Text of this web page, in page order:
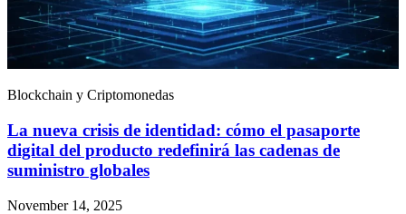
Blockchain y Criptomonedas
La nueva crisis de identidad: cómo el pasaporte
digital del producto redefinirá las cadenas de
suministro globales
November 14, 2025